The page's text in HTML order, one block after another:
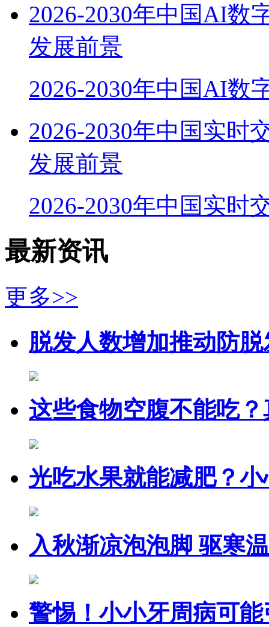
2026-2030年中国AI数
发展前景
2026-2030年中国AI数
2026-2030年中国实时
发展前景
2026-2030年中国实时
最新资讯
更多>>
脱发人数增加推动防
这些食物空腹不能吃
光吃水果就能减肥？
入秋渐凉泡泡脚 驱寒
警惕！小小牙周病可